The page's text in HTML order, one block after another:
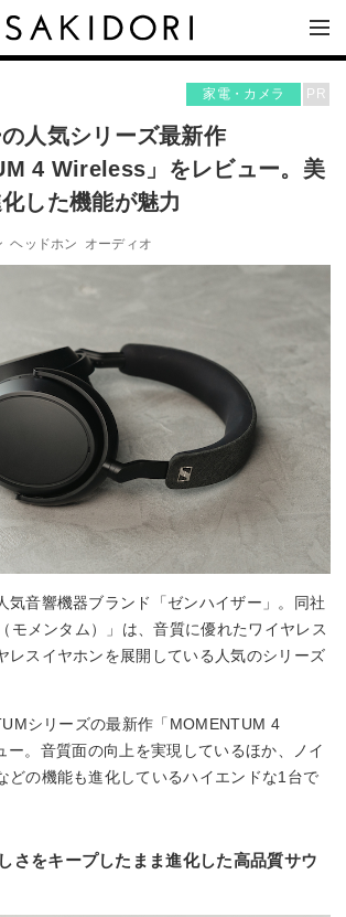
PR
家電・カメラ
人気シリーズ最新作
4 Wireless」をレビュー。美
した機能が魅力
ヘッドホン オーディオ
気音響機器ブランド「ゼンハイザー」。同社
モメンタム）」は、音質に優れたワイヤレス
レスイヤホンを展開している人気のシリーズ
シリーズの最新作「MOMENTUM 4
ー。音質面の向上を実現しているほか、ノイ
どの機能も進化しているハイエンドな1台で
さをキープしたまま進化した高品質サウ